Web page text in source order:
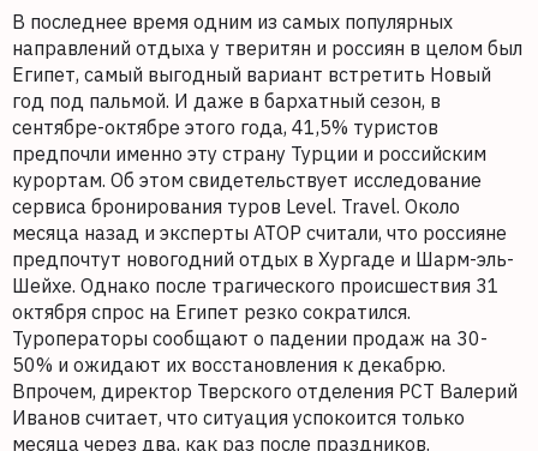
В последнее время одним из самых популярных
направлений отдыха у тверитян и россиян в целом был
Египет, самый выгодный вариант встретить Новый
год под пальмой. И даже в бархатный сезон, в
сентябре-октябре этого года, 41,5% туристов
предпочли именно эту страну Турции и российским
курортам. Об этом свидетельствует исследование
сервиса бронирования туров Level. Travel. Около
месяца назад и эксперты АТОР считали, что россияне
предпочтут новогодний отдых в Хургаде и Шарм-эль-
Шейхе. Однако после трагического происшествия 31
октября спрос на Египет резко сократился.
Туроператоры сообщают о падении продаж на 30-
50% и ожидают их восстановления к декабрю.
Впрочем, директор Тверского отделения РСТ Валерий
Иванов считает, что ситуация успокоится только
месяца через два, как раз после праздников.